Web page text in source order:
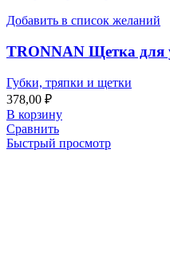
Добавить в список желаний
TRONNAN Щетка для
Губки, тряпки и щетки
378,00 ₽
В корзину
Сравнить
Быстрый просмотр